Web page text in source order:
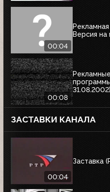
00:04
Версия на
00:08
31.08.2002)
ЗАСТАВКИ КАНАЛА
00:04
Заставка